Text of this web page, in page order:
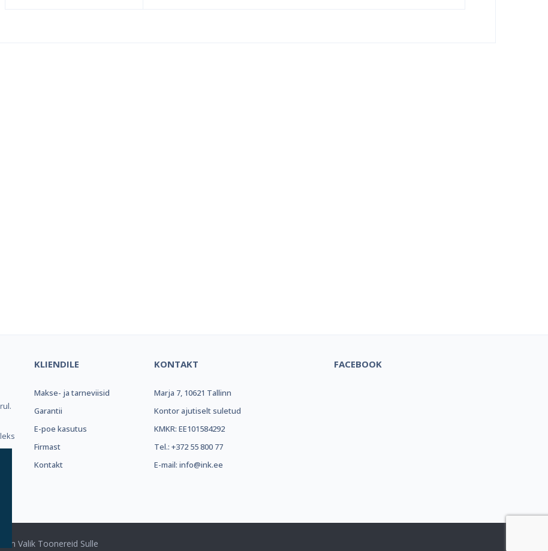
KLIENDILE
Makse- ja tarneviisid
Garantii
E-poe kasutus
Firmast
Kontakt
KONTAKT
Marja 7, 10621 Tallinn
Kontor ajutiselt suletud
KMKR: EE101584292
Tel.: +372 55 800 77
E-mail: info@ink.ee
FACEBOOK
Valik Toonereid Sulle